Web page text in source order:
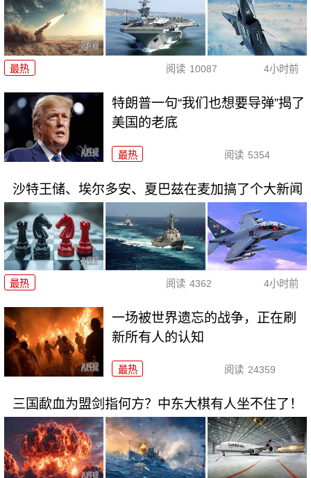
最热 阅读 10087 4小时前
特朗普一句“我们也想要导弹”揭了
美国的老底
最热 阅读 5354
沙特王储、埃尔多安、夏巴兹在麦加搞了个大新闻
最热 阅读 4362 4小时前
一场被世界遗忘的战争，正在刷
新所有人的认知
最热 阅读 24359
三国歃血为盟剑指何方？中东大棋有人坐不住了！